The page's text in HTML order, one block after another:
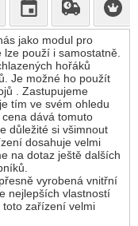
jako modul pro
použí i samostatně.
hořáků
Je možné ho použít
. Zastupujeme
tím ve svém ohledu
dává tomuto
důležité si všimnout
dosahuje velmi
na dotaz ještě dalších
vyrobená vnitřní
nejlepších vlastností
toto zařízení velmi